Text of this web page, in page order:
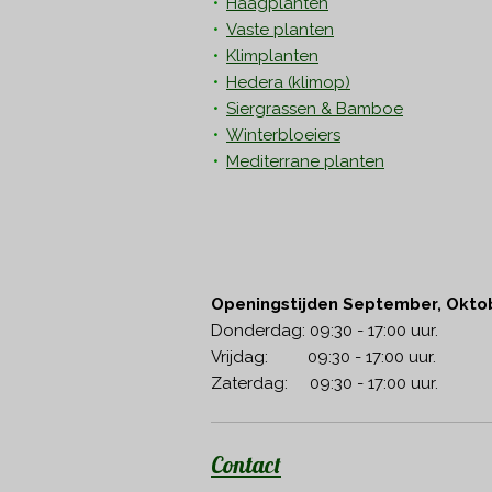
Vaste planten
Klimplanten
Hedera (klimop)
Siergrassen & Bamboe
Winterbloeiers
Mediterrane planten
Openingstijden September,
Donderdag: 09:30 - 17:00 uur.
Vrijdag: 09:30 - 17:00 uur.
Zaterdag: 09:30 - 17:00 uur.
Contact